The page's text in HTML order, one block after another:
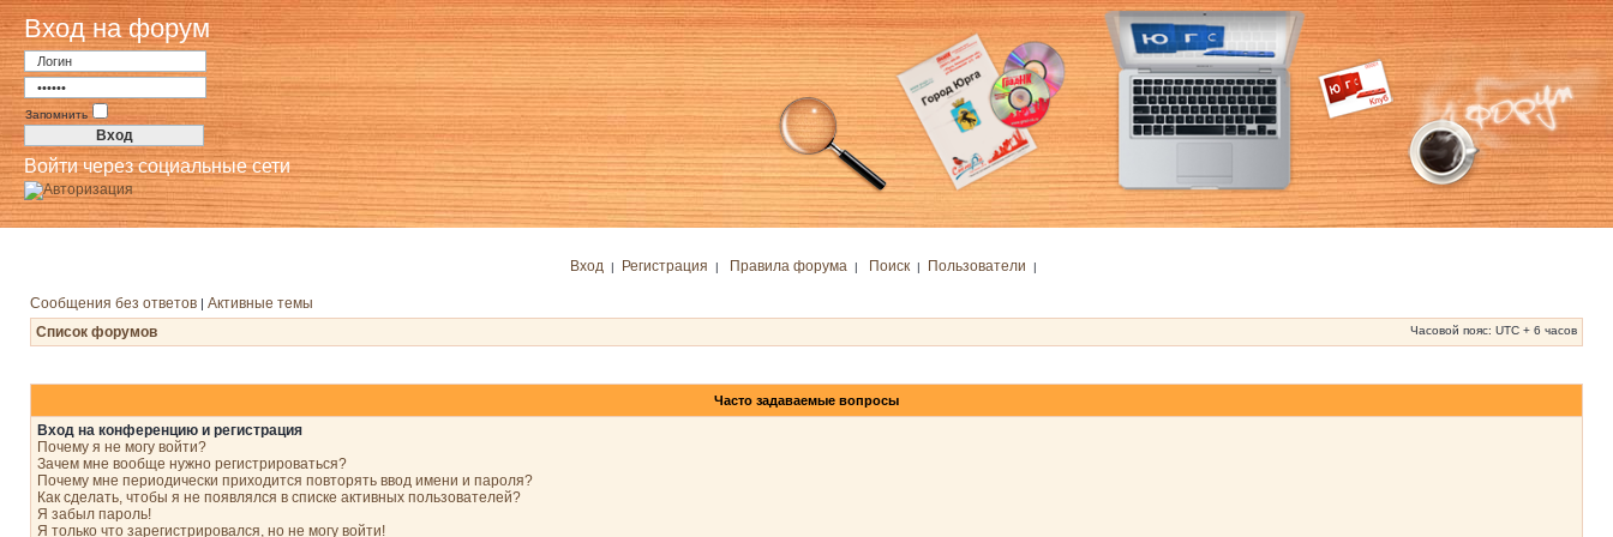
Вход на форум
Запомнить
Войти через социальные сети
Вход | Регистрация | Правила форума | Поиск| Пользователи |
Сообщения без ответов | Активные темы
Список форумов
Часовой пояс: UTC + 6 часов
Часто задаваемые вопросы
Вход на конференцию и регистрация
Почему я не могу войти?
Зачем мне вообще нужно регистрироваться?
Почему мне периодически приходится повторять ввод имени и пароля?
Как сделать, чтобы я не появлялся в списке активных пользователей?
Я забыл пароль!
Я только что зарегистрировался, но не могу войти!